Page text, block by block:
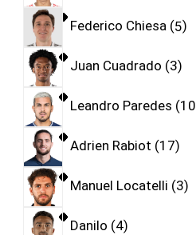
Federico Chiesa 5
Juan Cuadrado 3
Leandro Paredes 10
Adrien Rabiot 17
Manuel Locatelli 3
Danilo 4